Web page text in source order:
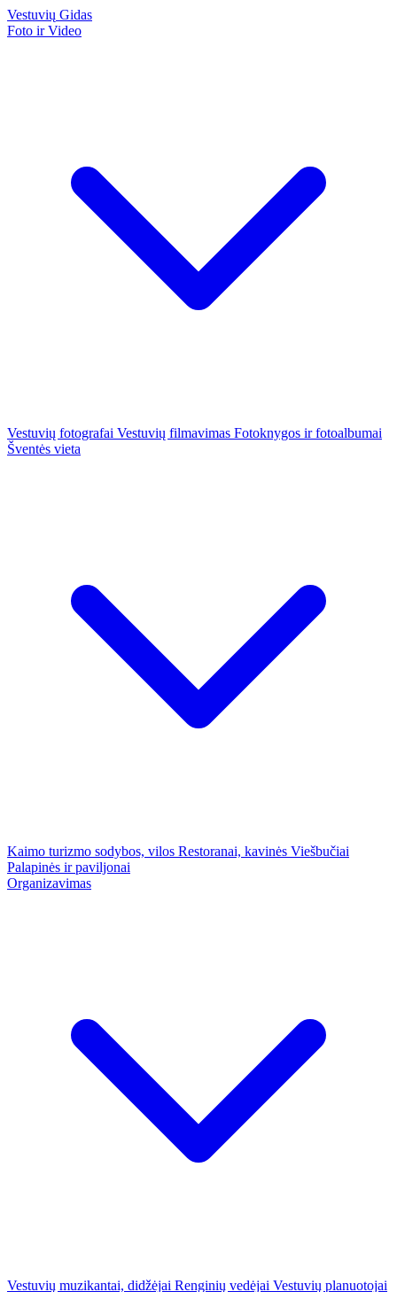
Vestuvių Gidas
Foto ir Video
Vestuvių fotografai Vestuvių filmavimas Fotoknygos ir fotoalbumai
Šventės vieta
Kaimo turizmo sodybos, vilos Restoranai, kavinės Viešbučiai
Palapinės ir paviljonai
Organizavimas
Vestuvių muzikantai, didžėjai Renginių vedėjai Vestuvių planuotojai